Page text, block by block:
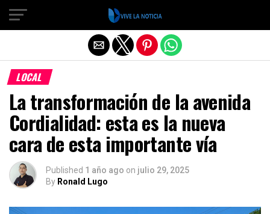
LOCAL
La transformación de la avenida
Cordialidad: esta es la nueva
cara de esta importante vía
Published 1 año ago on julio 29, 2025
By Ronald Lugo
Salir de la versión móvil